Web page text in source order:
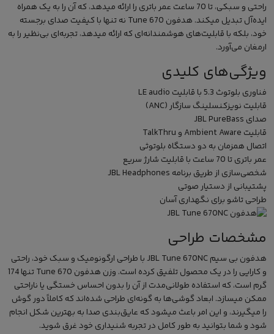
راحتی و سبکی، تا 70 ساعت عمر باتری را ارائه میدهد، که آن را به یک همراه
ایده‌آل تبدیل میکند. هدفون Tune 670 نه تنها با کیفیت صدای برجسته
خود، بلکه با قابلیت‌های هوشمندانه‌ای که ارائه میدهد، تجربه‌ای بی‌نظیر را به
ارمغان می‌آورد.
ویژگی‌های کلیدی
فناوری بلوتوث 5.3 با قابلیت LE audio
قابلیت نویزکنسلینگ سازگار (ANC)
صدای JBL PureBass
قابلیت Ambient Aware و TalkThru
اتصال همزمان به دو دستگاه بلوتوثی
عمر باتری تا 70 ساعت با قابلیت شارژ سریع
شخصی‌سازی از طریق برنامه JBL Headphones
پشتیبانی از دستیار صوتی
طراحی تاشو برای نگهداری آسان
مشخصات طراحی
هدفون بی سیم
JBL Tune 670NC با طراحی ارگونومیک و سبک خود، راحتی
و کارایی را در یک محصول تلفیق کرده است. وزن هدفون Tune 670 تنها 174
گرم است، که استفاده طولانی‌مدت از آن را بدون احساس خستگی یا ناراحتی
ممکن میسازد. ابعاد گوشی‌ها به گونه‌ای طراحی شده‌اند که کاملاً دور گوش
را میگیرند، و این امر باعث میشود که عایق‌بندی صدا به بهترین شکل انجام
شود و شما بتوانید به طور کامل در تجربه شنیداری خود غرق شوید.